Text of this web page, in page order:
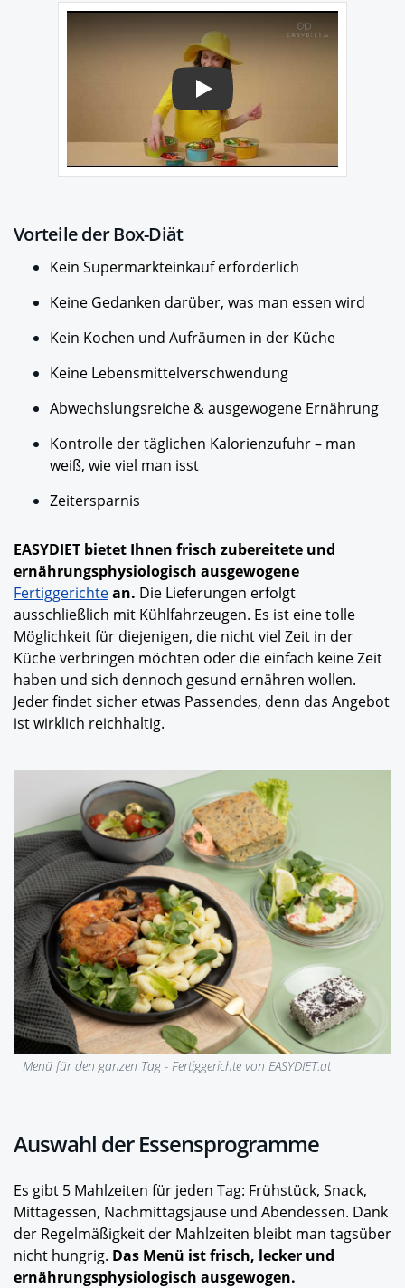
Play
Vorteile der Box-Diät
Kein Supermarkteinkauf erforderlich
Keine Gedanken darüber, was man essen wird
Kein Kochen und Aufräumen in der Küche
Keine Lebensmittelverschwendung
Abwechslungsreiche & ausgewogene Ernährung
Kontrolle der täglichen Kalorienzufuhr – man
weiß, wie viel man isst
Zeitersparnis
EASYDIET bietet Ihnen frisch zubereitete und
ernährungsphysiologisch ausgewogene
Fertiggerichtean. Die Lieferungen erfolgt
ausschließlich mit Kühlfahrzeugen. Es ist eine tolle
Möglichkeit für diejenigen, die nicht viel Zeit in der
Küche verbringen möchten oder die einfach keine Zeit
haben und sich dennoch gesund ernähren wollen.
Jeder findet sicher etwas Passendes, denn das Angebot
ist wirklich reichhaltig.
Menü für den ganzen Tag - Fertiggerichte von EASYDIET.at
Auswahl der Essensprogramme
Es gibt 5 Mahlzeiten für jeden Tag: Frühstück, Snack,
Mittagessen, Nachmittagsjause und Abendessen. Dank
der Regelmäßigkeit der Mahlzeiten bleibt man tagsüber
nicht hungrig. Das Menü ist frisch, lecker und
ernährungsphysiologisch ausgewogen.